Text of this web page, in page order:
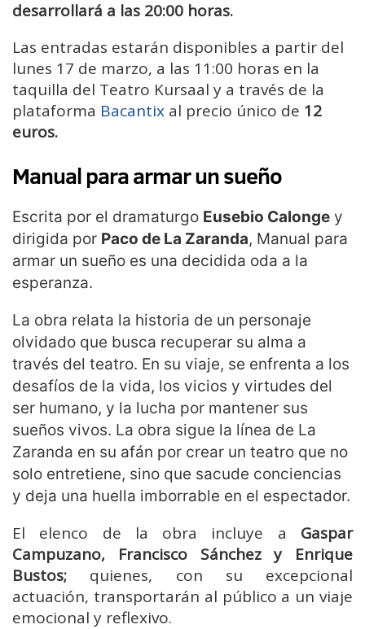
desarrollará a las 20:00 horas.
Las entradas estarán disponibles a partir del
lunes 17 de marzo, a las 11:00 horas en la
taquilla del Teatro Kursaal y a través de la
plataforma Bacantix al precio único de 12
euros.
Manual para armar un sueño
Escrita por el dramaturgo Eusebio Calonge y
dirigida por Paco de La Zaranda, Manual para
armar un sueño es una decidida oda a la
esperanza.
La obra relata la historia de un personaje
olvidado que busca recuperar su alma a
través del teatro. En su viaje, se enfrenta a los
desafíos de la vida, los vicios y virtudes del
ser humano, y la lucha por mantener sus
sueños vivos. La obra sigue la línea de La
Zaranda en su afán por crear un teatro que no
solo entretiene, sino que sacude conciencias
y deja una huella imborrable en el espectador.
El elenco de la obra incluye a Gaspar
Campuzano, Francisco Sánchez y Enrique
Bustos; quienes, con su excepcional
actuación, transportarán al público a un viaje
emocional y reflexivo.